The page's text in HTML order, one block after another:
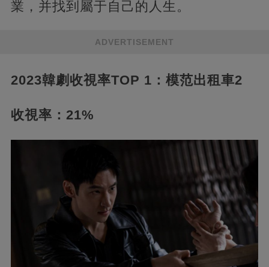
業，并找到屬于自己的人生。
ADVERTISEMENT
2023韓劇收視率TOP 1：模范出租車2
收視率：21%